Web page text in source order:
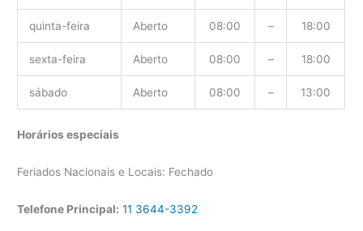
quinta-feira Aberto 08:00 – 18:00
sexta-feira Aberto 08:00 – 18:00
sábado Aberto 08:00 – 13:00
Horários especiais
Feriados Nacionais e Locais: Fechado
Telefone Principal: 11 3644-3392